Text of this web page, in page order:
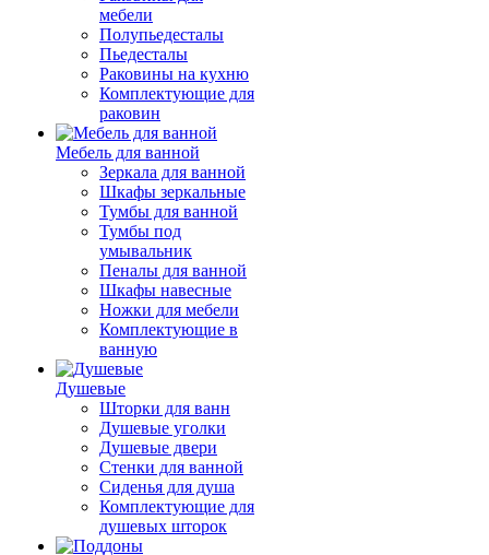
мебели
Полупьедесталы
Пьедесталы
Раковины на кухню
Комплектующие для
раковин
Мебель для ванной
Зеркала для ванной
Шкафы зеркальные
Тумбы для ванной
Тумбы под
умывальник
Пеналы для ванной
Шкафы навесные
Ножки для мебели
Комплектующие в
ванную
Душевые
Шторки для ванн
Душевые уголки
Душевые двери
Стенки для ванной
Сиденья для душа
Комплектующие для
душевых шторок